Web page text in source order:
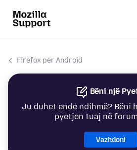
Firefox për Android
Bëni një
Ju duhet ende ndihmë? Bëni
pyetjen tuaj në
Vazhdoni